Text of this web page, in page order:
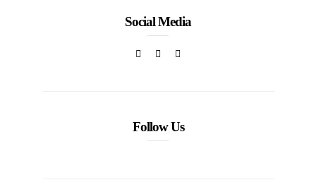
Social Media
Follow Us